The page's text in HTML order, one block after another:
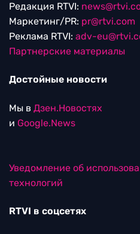
Редакция RTVI:
Маркетинг/PR: pr@rtvi.com
Реклама RTVI: adv-
Партнерские материалы
Достойные новости
Мы в Дзен.Новостях
и Google.News
Уведомление об
технологий
RTVI в соцсетях